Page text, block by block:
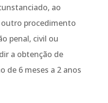
ao
procedimento
penal, civil ou
a obtenção de
de 6 meses a 2 anos